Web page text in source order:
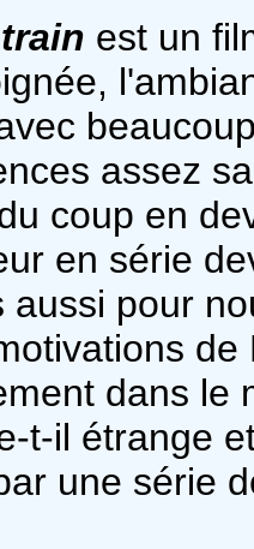
est un
assez
coup en
en série
aussi pour
dans le
t-il étrange
une série